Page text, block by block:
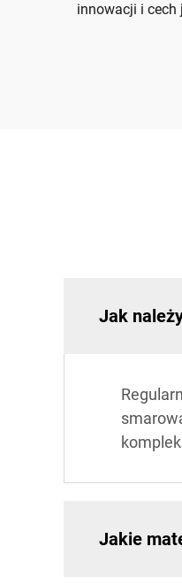
innowacji i cech
Jak
Jakie